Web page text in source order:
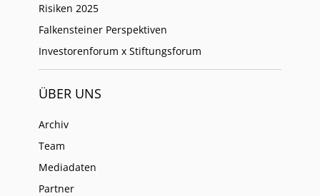
Risiken 2025
Falkensteiner Perspektiven
Investorenforum x Stiftungsforum
ÜBER UNS
Archiv
Team
Mediadaten
Partner